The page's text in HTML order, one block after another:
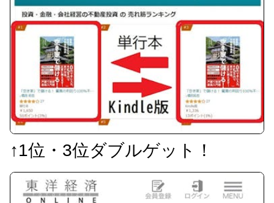
↑1位・3位ダブルゲット！